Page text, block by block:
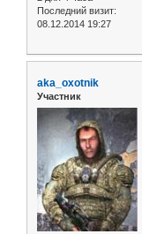
Последний визит:
08.12.2014 19:27
aka_oxotnik
Участник